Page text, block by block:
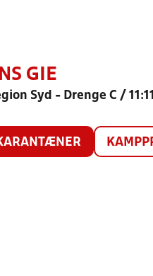
GIE
Syd - Drenge C / 11:11